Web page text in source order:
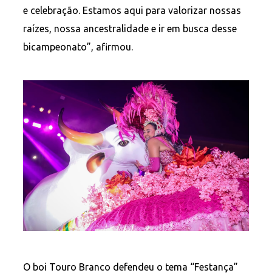
e celebração. Estamos aqui para valorizar nossas
raízes, nossa ancestralidade e ir em busca desse
bicampeonato”, afirmou.
O boi Touro Branco defendeu o tema “Festança”